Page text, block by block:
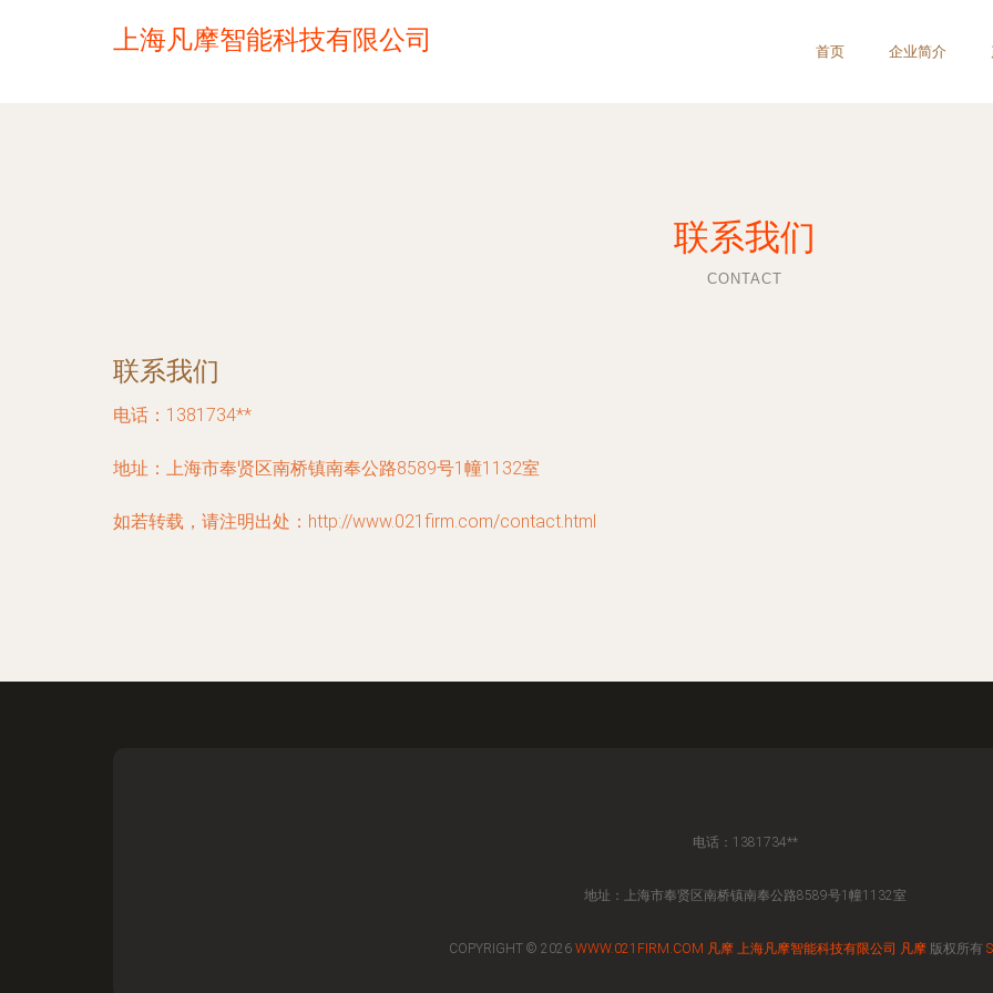
上海凡摩智能科技有限公司 首页 企业简介
联系我们
CONTACT
联系我们
电话：1381734**
地址：上海市奉贤区南桥镇南奉公路8589号1幢1132室
如若转载，请注明出处：http://www.021firm.com/contact.html
电话：1381734**
地址：上海市奉贤区南桥镇南奉公路8589号1幢1132室
COPYRIGHT © 2026 WWW.021FIRM.COM 凡摩 上海凡摩智能科技有限公司 凡摩 版权所有